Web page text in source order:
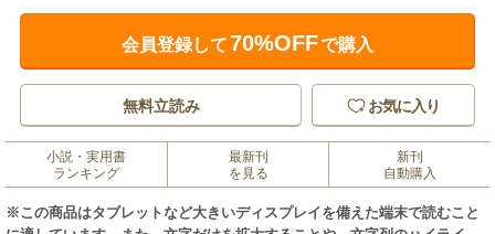
会員登録して70%OFFで購入
無料立読み お気に入り
小説・実用書
ランキング
最新刊
を見る
新刊
自動購入
※この商品はタブレットなど大きいディスプレイを備えた端末で読むこと